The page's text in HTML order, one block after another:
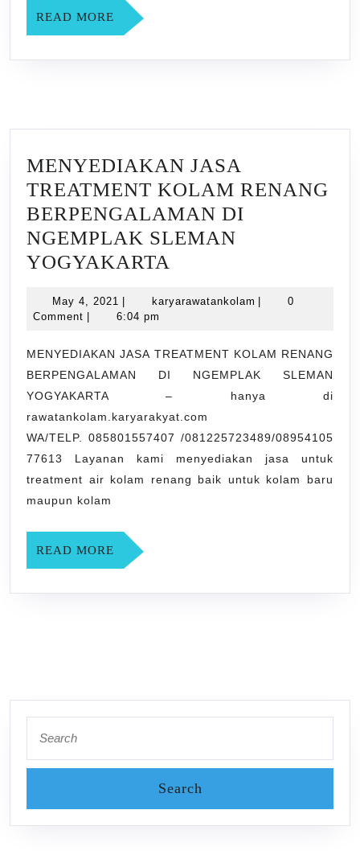
READ MORE READ
MORE
MENYEDIAKAN JASA
TREATMENT KOLAM RENANG
BERPENGALAMAN DI
NGEMPLAK SLEMAN
YOGYAKARTA
TREATMENT
RENANG
BERPENGALAMAN
NGEMPLAK
SLEMAN
YOGYAKARTA
May 4, 2021 May
4,
karyarawatankolam karyarawatankolam
0
Comment
6:04 pm
MENYEDIAKAN JASA TREATMENT KOLAM RENANG
BERPENGALAMAN DI NGEMPLAK SLEMAN
YOGYAKARTA – hanya di
rawatankolam.karyarakyat.com
WA/TELP. 085801557407 /081225723489/08954105
77613 Layanan kami menyediakan jasa untuk
treatment air kolam renang baik untuk kolam baru
maupun kolam
READ MORE READ
MORE
for: